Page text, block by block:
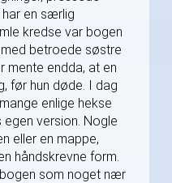
en særlig
kredse var bogen
betroede søstre
mente endda, at en
før hun døde. I dag
enlige hekse
version. Nogle
eller en mappe,
håndskrevne form.
som noget nær